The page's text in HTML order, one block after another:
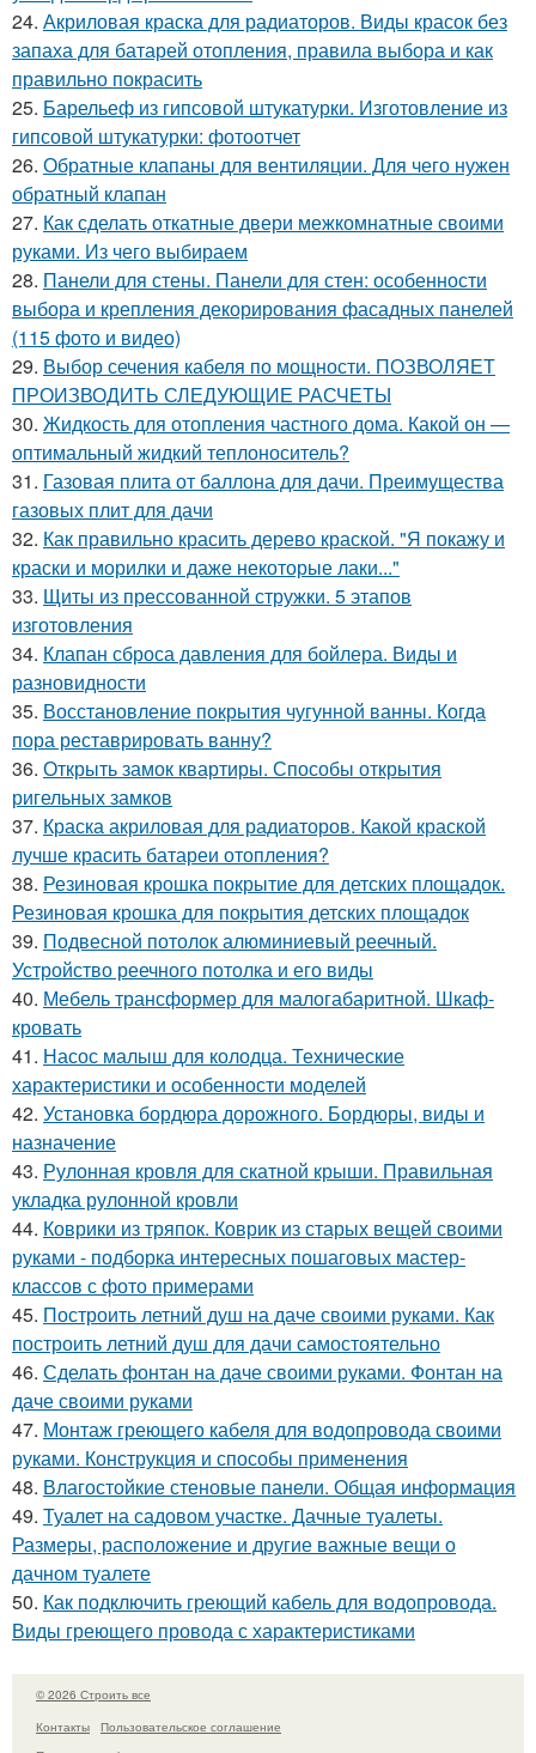
24. Акриловая краска для радиаторов. Виды красок без
запаха для батарей отопления, правила выбора и как
правильно покрасить
25. Барельеф из гипсовой штукатурки. Изготовление из
гипсовой штукатурки: фотоотчет
26. Обратные клапаны для вентиляции. Для чего нужен
обратный клапан
27. Как сделать откатные двери межкомнатные своими
руками. Из чего выбираем
28. Панели для стены. Панели для стен: особенности
выбора и крепления декорирования фасадных панелей
(115 фото и видео)
29. Выбор сечения кабеля по мощности. ПОЗВОЛЯЕТ
ПРОИЗВОДИТЬ СЛЕДУЮЩИЕ РАСЧЕТЫ
30. Жидкость для отопления частного дома. Какой он —
оптимальный жидкий теплоноситель?
31. Газовая плита от баллона для дачи. Преимущества
газовых плит для дачи
32. Как правильно красить дерево краской. "Я покажу и
краски и морилки и даже некоторые лаки..."
33. Щиты из прессованной стружки. 5 этапов
изготовления
34. Клапан сброса давления для бойлера. Виды и
разновидности
35. Восстановление покрытия чугунной ванны. Когда
пора реставрировать ванну?
36. Открыть замок квартиры. Способы открытия
ригельных замков
37. Краска акриловая для радиаторов. Какой краской
лучше красить батареи отопления?
38. Резиновая крошка покрытие для детских площадок.
Резиновая крошка для покрытия детских площадок
39. Подвесной потолок алюминиевый реечный.
Устройство реечного потолка и его виды
40. Мебель трансформер для малогабаритной. Шкаф-
кровать
41. Насос малыш для колодца. Технические
характеристики и особенности моделей
42. Установка бордюра дорожного. Бордюры, виды и
назначение
43. Рулонная кровля для скатной крыши. Правильная
укладка рулонной кровли
44. Коврики из тряпок. Коврик из старых вещей своими
руками - подборка интересных пошаговых мастер-
классов с фото примерами
45. Построить летний душ на даче своими руками. Как
построить летний душ для дачи самостоятельно
46. Сделать фонтан на даче своими руками. Фонтан на
даче своими руками
47. Монтаж греющего кабеля для водопровода своими
руками. Конструкция и способы применения
48. Влагостойкие стеновые панели. Общая информация
49. Туалет на садовом участке. Дачные туалеты.
Размеры, расположение и другие важные вещи о
дачном туалете
50. Как подключить греющий кабель для водопровода.
Виды греющего провода с характеристиками
© 2026 Строить все
Контакты
Пользовательское соглашение